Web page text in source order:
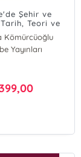
Şehir ve
Teori ve
Meseleler
Kömürcüoğlu
Yayınları